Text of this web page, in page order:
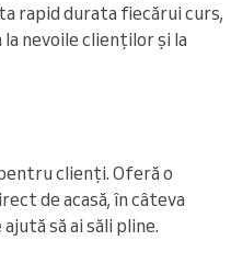
rapid durata fiecărui curs,
nevoile clienților și la
clienți. Oferă o
de acasă, în câteva
să ai săli pline.